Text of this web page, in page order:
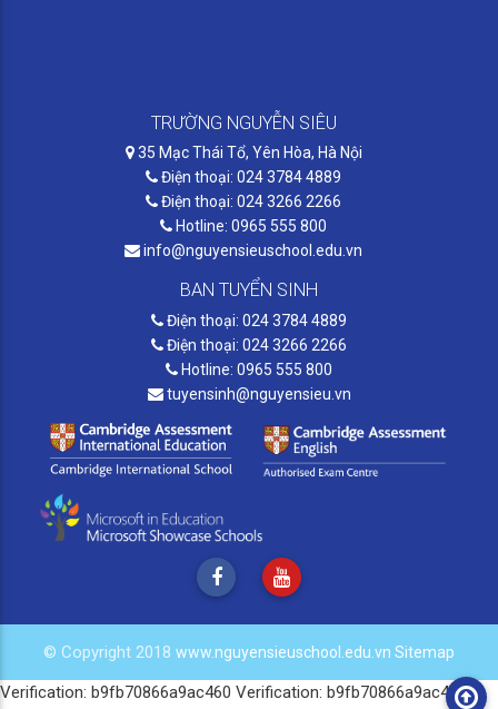
TRƯỜNG NGUYỄN SIÊU
35 Mạc Thái Tổ, Yên Hòa, Hà Nội
Điện thoại: 024 3784 4889
Điện thoại: 024 3266 2266
Hotline: 0965 555 800
info@nguyensieuschool.edu.vn
BAN TUYỂN SINH
Điện thoại: 024 3784 4889
Điện thoại: 024 3266 2266
Hotline: 0965 555 800
tuyensinh@nguyensieu.vn
© Copyright 2018 www.nguyensieuschool.edu.vn Sitemap
Verification: b9fb70866a9ac460 Verification: b9fb70866a9ac460